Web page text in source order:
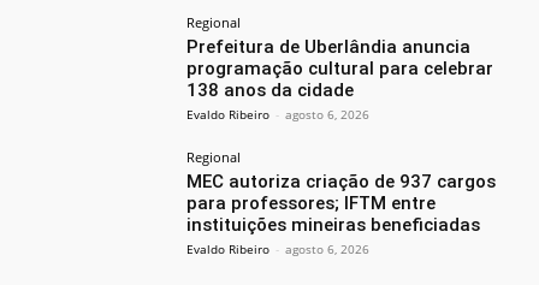
Regional
Prefeitura de Uberlândia anuncia
programação cultural para celebrar
138 anos da cidade
Evaldo Ribeiro - agosto 6, 2026
Regional
MEC autoriza criação de 937 cargos
para professores; IFTM entre
instituições mineiras beneficiadas
Evaldo Ribeiro - agosto 6, 2026